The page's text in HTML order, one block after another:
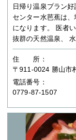
日帰り温泉プラン
センター水芭蕉は
になります。 医者
抜群の天然温泉、
住 所：
〒911-0024 勝山市
電話番号：
0779-87-1507